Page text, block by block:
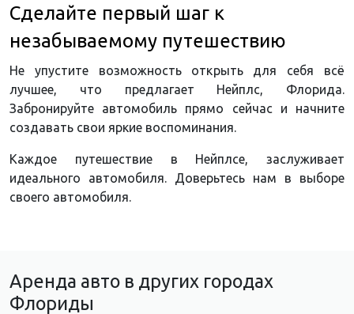
Сделайте первый шаг к
незабываемому путешествию
Не упустите возможность открыть для себя всё
лучшее, что предлагает Нейплс, Флорида.
Забронируйте автомобиль прямо сейчас и начните
создавать свои яркие воспоминания.
Каждое путешествие в Нейплсе, заслуживает
идеального автомобиля. Доверьтесь нам в выборе
своего автомобиля.
Аренда авто в других городах
Флориды